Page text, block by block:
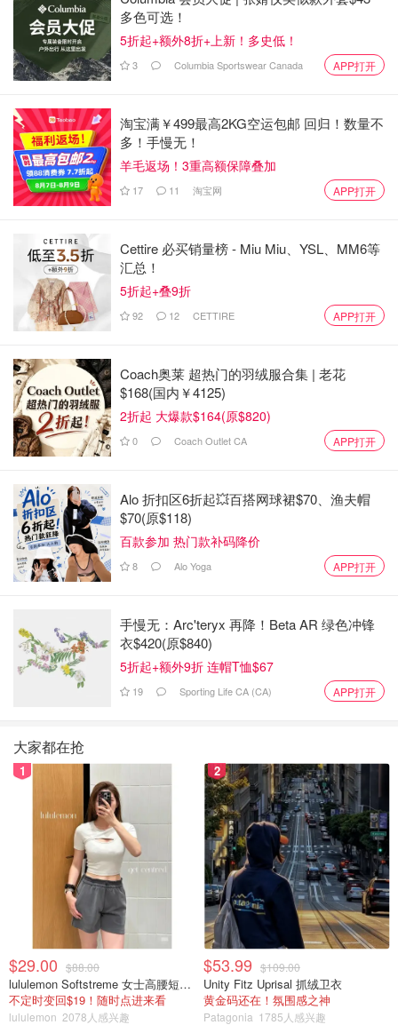
图来自Ronnie
其实我今年买口红买得非常节制，比较佛比较心如止水，完
全不像去年啥都想买。但看到雕牌红管的时候，心还是动
了。去年DIOR在唇膏上的表现真的可圈可点，推出很多爆
款颜色和系列。今年上半年就还Just so so，红管推出却一
下“爆”了。
好看的颜色很多，最火的莫过于436和641,436就是典型的
烂番茄色，饱和度不算很高的橘色，不荧光不挑皮，很显
白，也很显活力，质地上也非常舒适，creamy，不拔干。
秋冬用起来也不用先打底。买回家一度霸占了我的随身包。
LANCÔME菁纯哑光唇膏 #196
多色可选！
5折起+额外8折+上新！多史低！
3 Columbia Sportswear Canada APP打开
淘宝满￥499最高2KG空运包邮 回归！数量不
多！手慢无！
羊毛返场！3重高额保障叠加
17 11 淘宝网 APP打开
Cettire 必买销量榜 - Miu Miu、YSL、MM6等
汇总！
5折起+叠9折
92 12 CETTIRE APP打开
Coach奥莱 超热门的羽绒服合集 | 老花
$168(国内￥4125)
2折起 大爆款$164(原$820)
0 Coach Outlet CA APP打开
Alo 折扣区6折起💥百搭网球裙$70、渔夫帽
$70(原$118)
百款参加 热门款补码降价
8 Alo Yoga APP打开
手慢无：Arc'teryx 再降！Beta AR 绿色冲锋
衣$420(原$840)
5折起+额外9折 连帽T恤$67
19 Sporting Life CA (CA) APP打开
大家都在抢
1
$29.00 $88.00
lululemon Softstreme 女士高腰短裤 10cm
不定时变回$19！随时点进来看
lululemon 2078人感兴趣
2
$53.99 $109.00
Unity Fitz Uprisal 抓绒卫衣
黄金码还在！氛围感之神
Patagonia 1785人感兴趣